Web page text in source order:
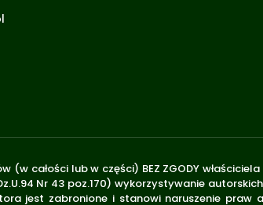
(w całości lub w części) BEZ ZGODY
Nr 43 poz.170) wykorzystywanie
jest zabronione i stanowi naruszenie